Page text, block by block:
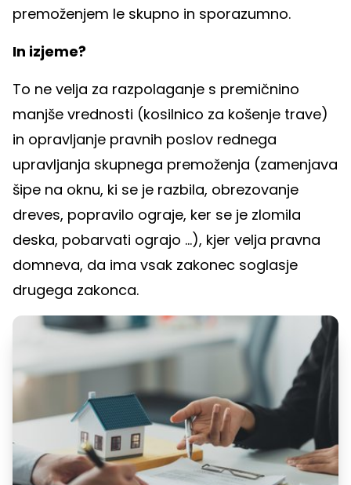
premoženjem le skupno in sporazumno.
In izjeme?
To ne velja za razpolaganje s premičnino
manjše vrednosti (kosilnico za košenje trave)
in opravljanje pravnih poslov rednega
upravljanja skupnega premoženja (zamenjava
šipe na oknu, ki se je razbila, obrezovanje
dreves, popravilo ograje, ker se je zlomila
deska, pobarvati ograjo ...), kjer velja pravna
domneva, da ima vsak zakonec soglasje
drugega zakonca.